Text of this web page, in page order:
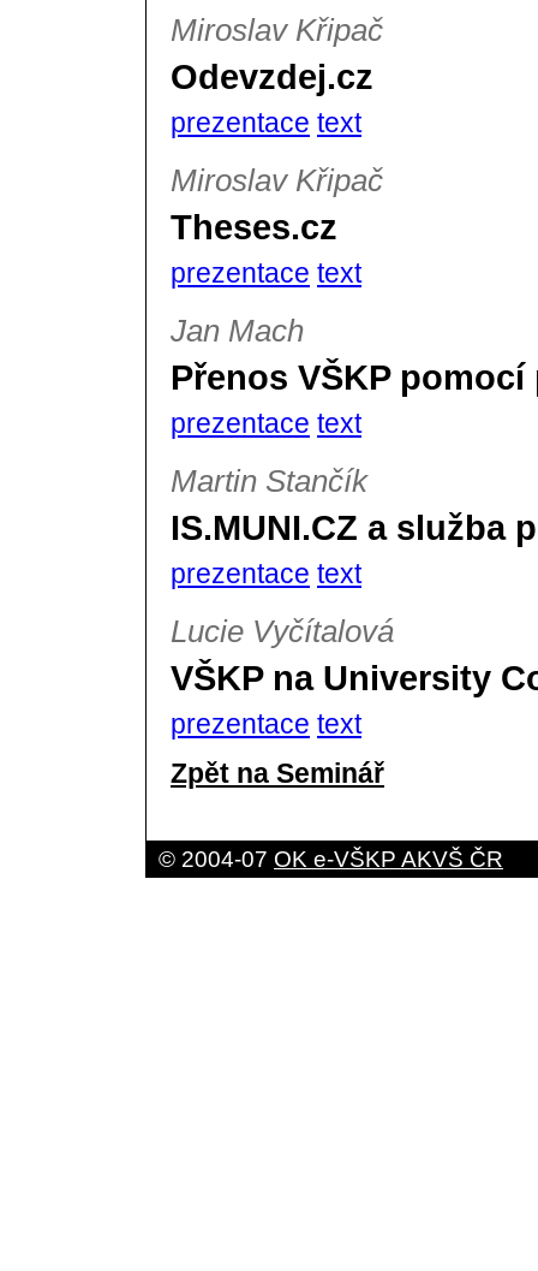
Miroslav Křipač
Odevzdej.cz
prezentace text
Miroslav Křipač
Theses.cz
prezentace text
Jan Mach
Přenos VŠKP
prezentace text
Martin Stančík
IS.MUNI.CZ a služba
prezentace text
Lucie Vyčítalová
VŠKP na University
prezentace text
Zpět na Seminář
© 2004-07 OK e-VŠKP AKVŠ ČR